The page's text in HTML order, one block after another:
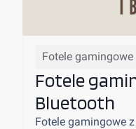
Fotele gamingowe
Fotele
Bluetooth
Fotele gamingowe